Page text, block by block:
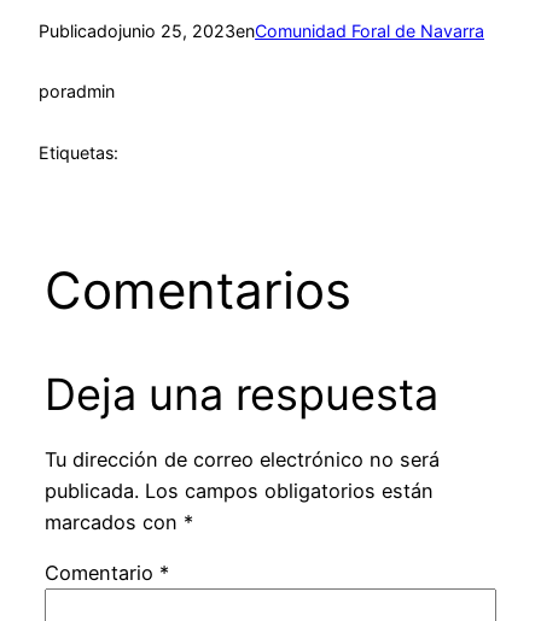
Publicadojunio 25, 2023enComunidad Foral de Navarra
poradmin
Etiquetas:
Comentarios
Deja una respuesta
Tu dirección de correo electrónico no será
publicada. Los campos obligatorios están
marcados con *
Comentario *